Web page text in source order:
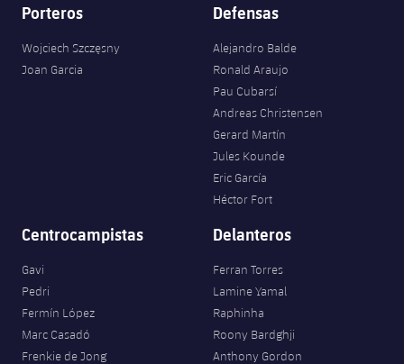
Porteros
Wojciech Szczęsny
Joan Garcia
Defensas
Alejandro Balde
Ronald Araujo
Pau Cubarsí
Andreas Christensen
Gerard Martín
Jules Kounde
Eric García
Héctor Fort
Centrocampistas
Gavi
Pedri
Fermín López
Marc Casadó
Frenkie de Jong
Delanteros
Ferran Torres
Lamine Yamal
Raphinha
Roony Bardghji
Anthony Gordon